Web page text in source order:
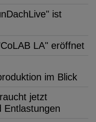
ist
LA" eröffnet
im Blick
jetzt
Entlastungen